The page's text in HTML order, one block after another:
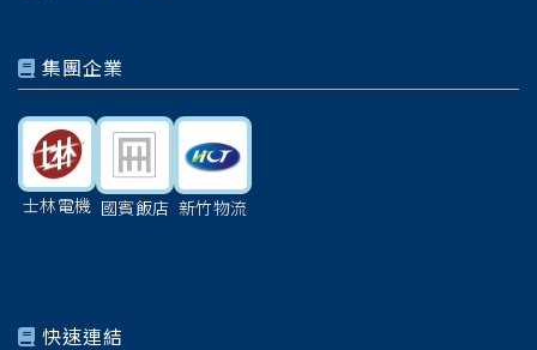
集團企業
士林電機 國賓飯店 新竹物流
快速連結